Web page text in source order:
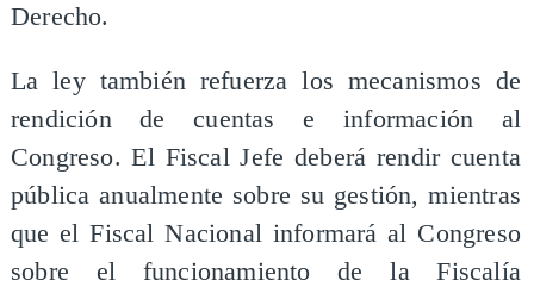
Derecho.
La ley también refuerza los mecanismos de
rendición de cuentas e información al
Congreso. El Fiscal Jefe deberá rendir cuenta
pública anualmente sobre su gestión, mientras
que el Fiscal Nacional informará al Congreso
sobre el funcionamiento de la Fiscalía